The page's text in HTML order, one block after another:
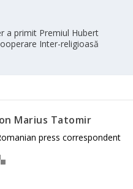
a primit Premiul Hubert
Inter-religioasă
Marius Tatomir
press correspondent